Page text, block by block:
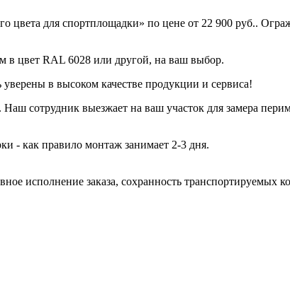
для спортплощадки» по цене от 22 900 руб..
в цвет RAL 6028 или другой, на ваш выбор.
в высоком качестве продукции и сервиса!
сотрудник выезжает на ваш участок для замера
- как правило монтаж занимает 2-3 дня.
исполнение заказа, сохранность транспортируемых